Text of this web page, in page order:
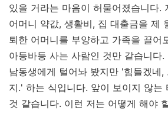
있을 거라는 마음이 허물어졌습니다.
어머니 약값, 생활비, 집 대출금을 제
퇴한 어머니를 부양하고 가족을 끌어
아등바등 사는 사람인 것만 같습니다
남동생에게 털어놔 봤지만 '힘들겠네
지.' 하는 식입니다. 앞이 보이지 않는
것 같습니다. 이런 저는 어떻게 해야